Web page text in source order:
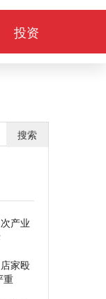
投资
搜索
产业
家殴
重